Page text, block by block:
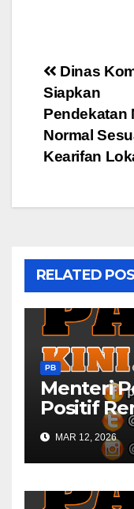
Post
Dinas
Siapkan
Pendekatan
Normal
Kearifan
RELATED
PB
Menteri
Positif
Sawah
Barat
MAR 12, 2026